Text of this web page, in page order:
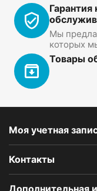
Гарантия
Мы
которых
Товары
Моя учетная
Контакты